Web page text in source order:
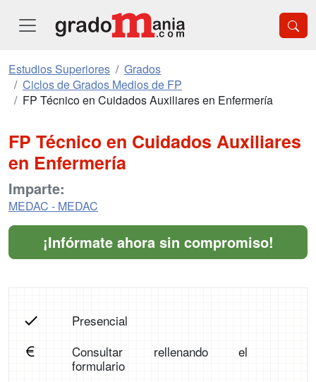
Estudios Superiores
Grados
Ciclos de Grados Medios de FP
FP Técnico en Cuidados Auxiliares en Enfermería
FP Técnico en Cuidados Auxiliares
en Enfermería
Imparte:
MEDAC - MEDAC
¡Infórmate ahora sin compromiso!
Presencial
Consultar rellenando el
formulario